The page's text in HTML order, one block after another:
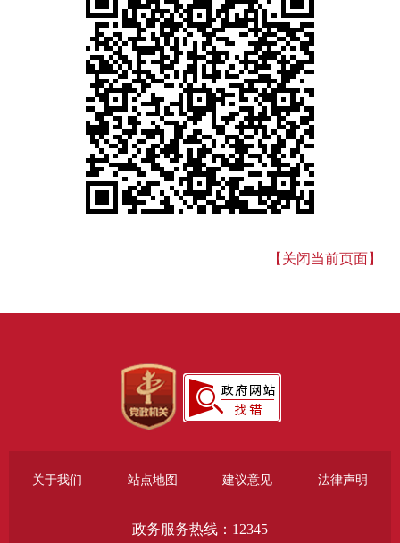
【关闭当前页面】
关于我们 站点地图 建议意见 法律声明
政务服务热线：12345